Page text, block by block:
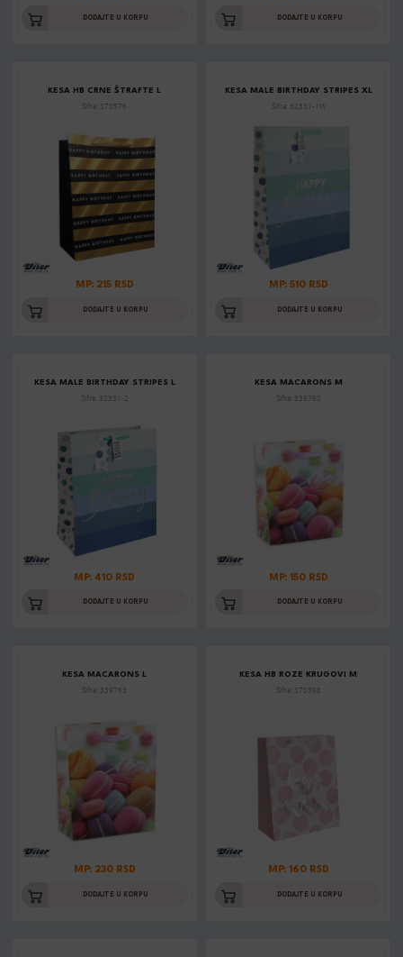
DODAJTE U KORPU DODAJTE U KORPU
KESA HB CRNE ŠTRAFTE L
Šifra: 370576
MP: 215 RSD
DODAJTE U KORPU
KESA MALE BIRTHDAY STRIPES XL
Šifra: 32331-1W
MP: 510 RSD
DODAJTE U KORPU
KESA MALE BIRTHDAY STRIPES L
Šifra: 32331-2
MP: 410 RSD
DODAJTE U KORPU
KESA MACARONS M
Šifra: 339762
MP: 150 RSD
DODAJTE U KORPU
KESA MACARONS L
Šifra: 339763
MP: 230 RSD
DODAJTE U KORPU
KESA HB ROZE KRUGOVI M
Šifra: 370398
MP: 160 RSD
DODAJTE U KORPU